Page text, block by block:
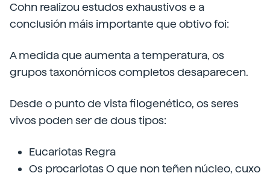
Cohn realizou estudos exhaustivos e a
conclusión máis importante que obtivo foi:
A medida que aumenta a temperatura, os
grupos taxonómicos completos desaparecen.
Desde o punto de vista filogenético, os seres
vivos poden ser de dous tipos:
Eucariotas Regra
Os procariotas O que non teñen núcleo, cuxo